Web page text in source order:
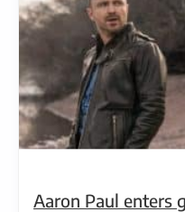
Aaron Paul enters